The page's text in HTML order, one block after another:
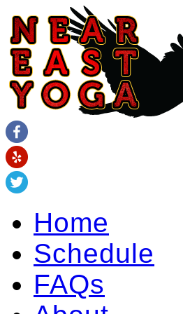
Home
Schedule
FAQs